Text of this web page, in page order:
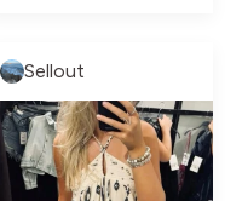
Sellout